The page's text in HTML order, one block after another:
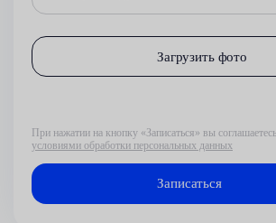
Загрузить фото
При нажатии на кнопку «Записаться» вы
условиями обработки персональных данных